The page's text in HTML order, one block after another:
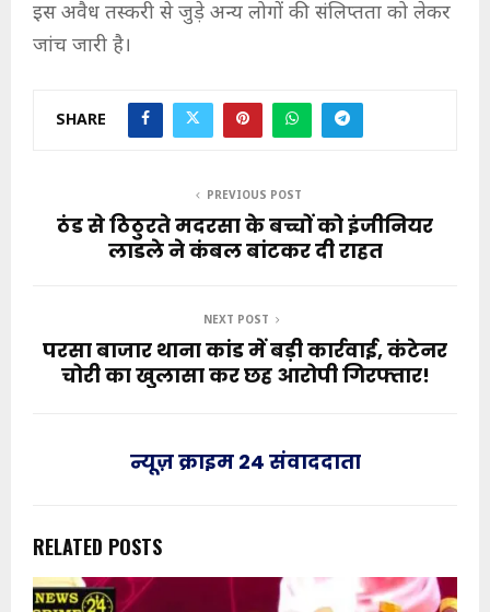
इस अवैध तस्करी से जुड़े अन्य लोगों की संलिप्तता को लेकर
जांच जारी है।
SHARE
PREVIOUS POST
ठंड से ठिठुरते मदरसा के बच्चों को इंजीनियर
लाडले ने कंबल बांटकर दी राहत
NEXT POST
परसा बाजार थाना कांड में बड़ी कार्रवाई, कंटेनर
चोरी का खुलासा कर छह आरोपी गिरफ्तार!
न्यूज़ क्राइम 24 संवाददाता
RELATED POSTS